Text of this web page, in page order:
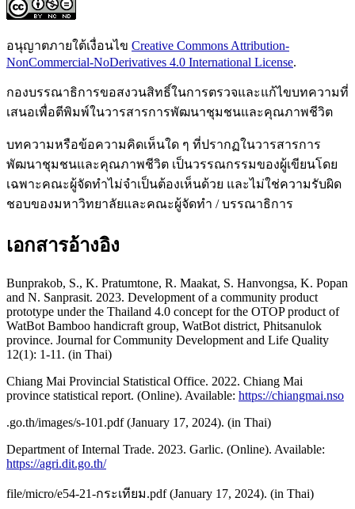
อนุญาตภายใต้เงื่อนไข Creative Commons Attribution-
NonCommercial-NoDerivatives 4.0 International License.
กองบรรณาธิการขอสงวนสิทธิ์ในการตรวจและแก้ไขบทความที่
เสนอเพื่อตีพิมพ์ในวารสารการพัฒนาชุมชนและคุณภาพชีวิต
บทความหรือข้อความคิดเห็นใด ๆ ที่ปรากฏในวารสารการ
พัฒนาชุมชนและคุณภาพชีวิต เป็นวรรณกรรมของผู้เขียนโดย
เฉพาะคณะผู้จัดทำไม่จำเป็นต้องเห็นด้วย และไม่ใช่ความรับผิด
ชอบของมหาวิทยาลัยและคณะผู้จัดทำ / บรรณาธิการ
เอกสารอ้างอิง
Bunprakob, S., K. Pratumtone, R. Maakat, S. Hanvongsa, K. Popan
and N. Sanprasit. 2023. Development of a community product
prototype under the Thailand 4.0 concept for the OTOP product of
WatBot Bamboo handicraft group, WatBot district, Phitsanulok
province. Journal for Community Development and Life Quality
12(1): 1-11. (in Thai)
Chiang Mai Provincial Statistical Office. 2022. Chiang Mai
province statistical report. (Online). Available: https://chiangmai.nso
.go.th/images/s-101.pdf (January 17, 2024). (in Thai)
Department of Internal Trade. 2023. Garlic. (Online). Available:
https://agri.dit.go.th/
file/micro/e54-21-กระเทียม.pdf (January 17, 2024). (in Thai)